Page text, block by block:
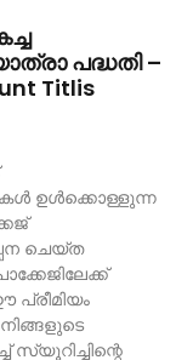
പദ്ധതി –
Titlis
ഉൾക്കൊള്ളുന്ന
ചെയ്ത
പ്രീമിയം
സ്യൂറിച്ചിന്റെ